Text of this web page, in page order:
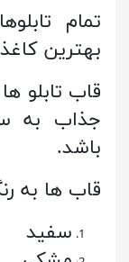
تمام
بهترین
جذاب به
باشد.
قاب ها به
سفید